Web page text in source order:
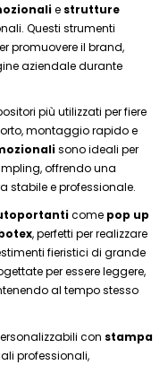
e strutture
Questi strumenti
promuovere il brand,
aziendale durante
più utilizzati per fiere
montaggio rapido e
sono ideali per
offrendo una
stabile e professionale.
come pop up
, perfetti per realizzare
fieristici di grande
per essere leggere,
al tempo stesso
con stampa
professionali,